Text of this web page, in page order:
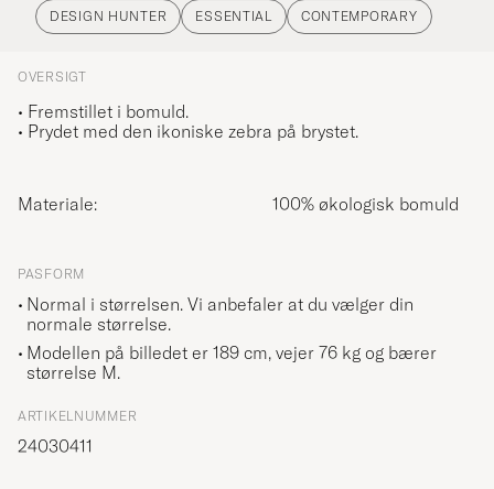
DESIGN HUNTER ESSENTIAL CONTEMPORARY
OVERSIGT
• Fremstillet i bomuld.
• Prydet med den ikoniske zebra på brystet.
Materiale: 100% økologisk bomuld
PASFORM
Normal i størrelsen. Vi anbefaler at du vælger din
normale størrelse.
Modellen på billedet er 189 cm, vejer 76 kg og bærer
størrelse M.
ARTIKELNUMMER
24030411